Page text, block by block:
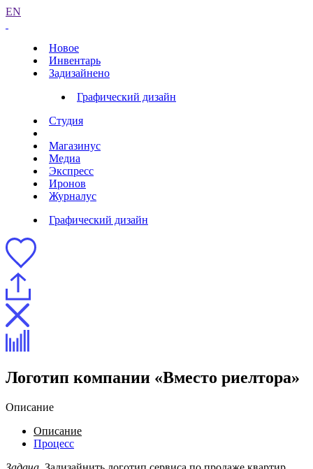
EN
Новое
Инвентарь
Задизайнено
Графический дизайн
Студия
Магазинус
Медиа
Экспресс
Иронов
Журналус
Графический дизайн
Логотип компании «Вместо риелтора»
Описание
Описание
Процесс